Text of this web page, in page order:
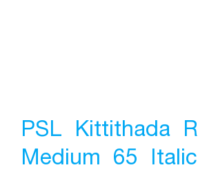
PSL Kittithada
Medium 65 Italic